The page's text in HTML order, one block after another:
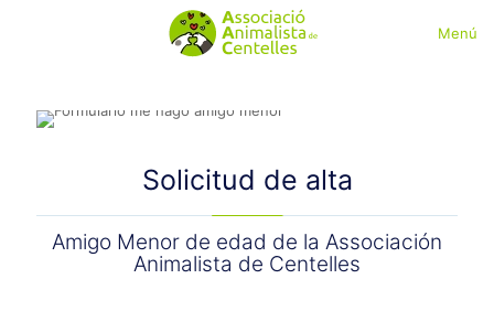
Menú
Solicitud de alta
Amigo Menor de edad de la Associación
Animalista de Centelles